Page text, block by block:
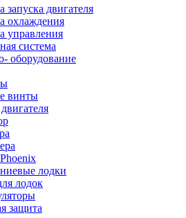
запуска двигателя
охлаждения
управления
система
оборудование
винты
лодки
лодок
защита